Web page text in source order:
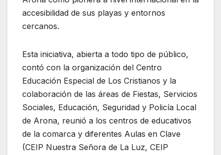
accesibilidad de sus playas y entornos
cercanos.
Esta iniciativa, abierta a todo tipo de público,
contó con la organización del Centro
Educación Especial de Los Cristianos y la
colaboración de las áreas de Fiestas, Servicios
Sociales, Educación, Seguridad y Policía Local
de Arona, reunió a los centros de educativos
de la comarca y diferentes Aulas en Clave
(CEIP Nuestra Señora de La Luz, CEIP